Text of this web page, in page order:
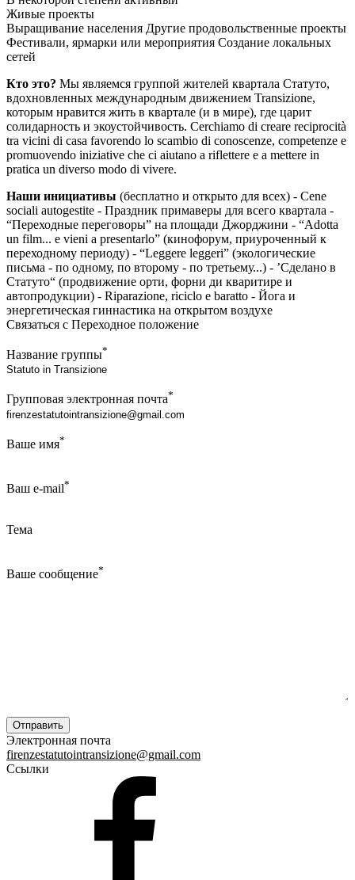
Живые проекты
Выращивание населения Другие продовольственные проекты
Фестивали, ярмарки или мероприятия Создание локальных
сетей
Кто это? Мы являемся группой жителей квартала Статуто,
вдохновленных международным движением Transizione,
которым нравится жить в квартале (и в мире), где царит
солидарность и экоустойчивость. Cerchiamo di creare reciprocità
tra vicini di casa favorendo lo scambio di conoscenze, competenze e
promuovendo iniziative che ci aiutano a riflettere e a mettere in
pratica un diverso modo di vivere.
Наши инициативы (бесплатно и открыто для всех) - Cene
sociali autogestite - Праздник примаверы для всего квартала -
“Переходные переговоры” на площади Джорджини - “Adotta
un film... e vieni a presentarlo” (кинофорум, приуроченный к
переходному периоду) - “Leggere leggeri” (экологические
письма - по одному, по второму - по третьему...) - ’Сделано в
Статуто“ (продвижение орти, форни ди кваритире и
автопродукции) - Riparazione, riciclo e baratto - Йога и
энергетическая гиннастика на открытом воздухе
Связаться с Переходное положение
Название группы*
Групповая электронная почта*
Ваше имя*
Ваш e-mail*
Тема
Ваше сообщение*
Электронная почта
firenzestatutointransizione@gmail.com
Ссылки